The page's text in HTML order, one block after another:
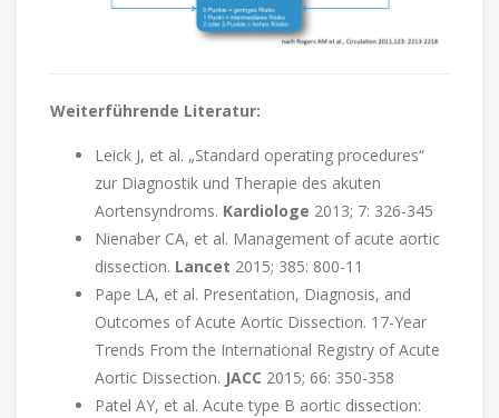
Weiterführende Literatur:
Leick J, et al. „Standard operating procedures“
zur Diagnostik und Therapie des akuten
Aortensyndroms. Kardiologe 2013; 7: 326-345
Nienaber CA, et al. Management of acute aortic
dissection. Lancet 2015; 385: 800-11
Pape LA, et al. Presentation, Diagnosis, and
Outcomes of Acute Aortic Dissection. 17-Year
Trends From the International Registry of Acute
Aortic Dissection. JACC 2015; 66: 350-358
Patel AY, et al. Acute type B aortic dissection: